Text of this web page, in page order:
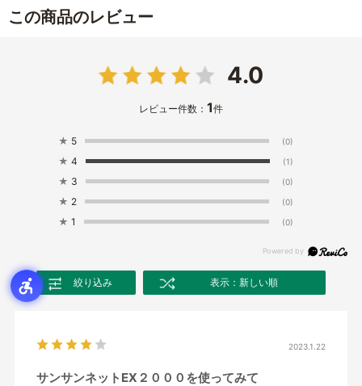
この商品のレビュー
4.0
レビュー件数： 1件
★ 5 (0)
★ 4 (1)
★ 3 (0)
★ 2 (0)
★ 1 (0)
絞り込み 表示：新しい順
2023.1.22
サンサンネットEX２０００を使ってみて